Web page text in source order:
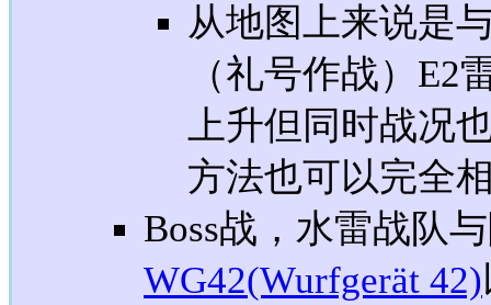
从地图上来说是
（礼号作战）E2
上升但同时战况
方法也可以完全
Boss战，水雷战队
WG42(Wurfgerät 42)